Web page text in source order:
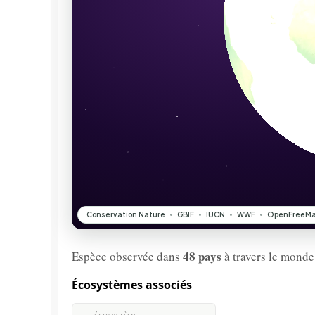
Espèce observée dans 48 pays à travers le
Écosystèmes associés